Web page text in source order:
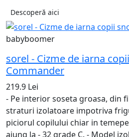
Descoperă aici
babyboomer
sorel - Cizme de iarna
Commander
219.9 Lei
- Pe interior soseta groasa, din
straturi izolatoare impotriva
piciorul copilului chiar in
ajung la - 32 grade C. - Model